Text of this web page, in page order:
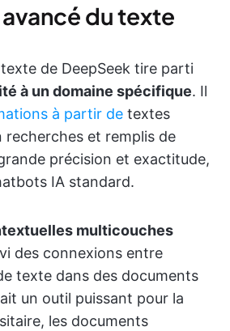
du texte
de DeepSeek tire parti
à un domaine spécifique. Il
à partir de textes
recherches et remplis de
précision et exactitude,
IA standard.
multicouches
des connexions entre
texte dans des documents
un outil puissant pour la
les documents